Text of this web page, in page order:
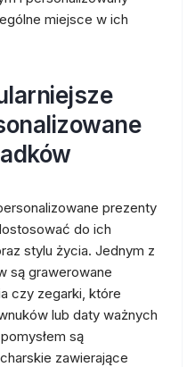
miejsce w ich
prezenty
do ich
stylu życia. Jednym z
są grawerowane
czy zegarki, które
lub daty ważnych
są
zawierające